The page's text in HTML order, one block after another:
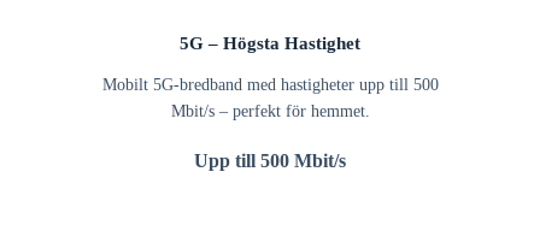
5G – Högsta Hastighet
Mobilt 5G-bredband med hastigheter upp till 500
Mbit/s – perfekt för hemmet.
Upp till 500 Mbit/s